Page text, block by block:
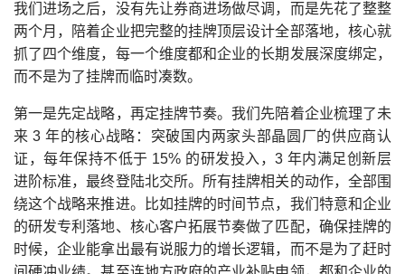
我们进场之后，没有先让券商进场做尽调，而是先花了整整
两个月，陪着企业把完整的挂牌顶层设计全部落地，核心就
抓了四个维度，每一个维度都和企业的长期发展深度绑定，
而不是为了挂牌而临时凑数。
第一是先定战略，再定挂牌节奏。我们先陪着企业梳理了未
来 3 年的核心战略：突破国内两家头部晶圆厂的供应商认
证，每年保持不低于 15% 的研发投入，3 年内满足创新层
进阶标准，最终登陆北交所。所有挂牌相关的动作，全部围
绕这个战略来推进。比如挂牌的时间节点，我们特意和企业
的研发专利落地、核心客户拓展节奏做了匹配，确保挂牌的
时候，企业能拿出最有说服力的增长逻辑，而不是为了赶时